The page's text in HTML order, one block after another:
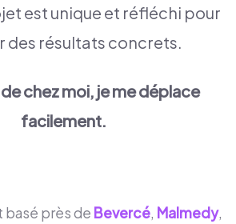
est unique et réfléchi pour
des résultats concrets.
chez moi, je me déplace
facilement.
basé près de Bevercé, Malmedy,